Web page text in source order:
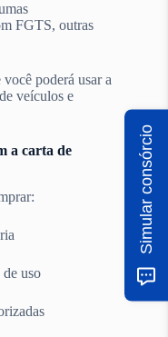
FGTS, outras
poderá usar a
veículos e
a carta de
uso
Simular consórcio